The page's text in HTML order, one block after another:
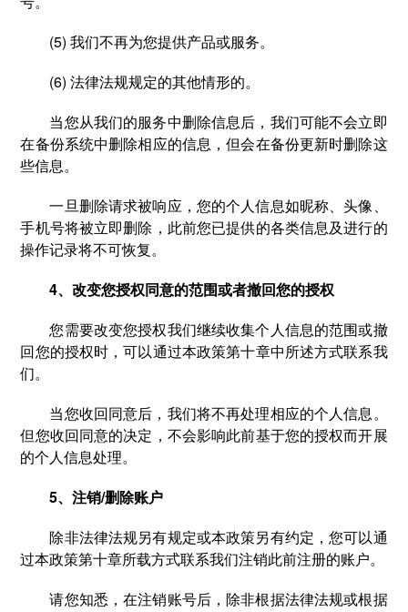
(5) 我们不再为您提供产品或服务。
(6) 法律法规规定的其他情形的。
当您从我们的服务中删除信息后，我们可能不会立即
在备份系统中删除相应的信息，但会在备份更新时删除这
些信息。
一旦删除请求被响应，您的个人信息如昵称、头像、
手机号将被立即删除，此前您已提供的各类信息及进行的
操作记录将不可恢复。
4、改变您授权同意的范围或者撤回您的授权
您需要改变您授权我们继续收集个人信息的范围或撤
回您的授权时，可以通过本政策第十章中所述方式联系我
们。
当您收回同意后，我们将不再处理相应的个人信息。
但您收回同意的决定，不会影响此前基于您的授权而开展
的个人信息处理。
5、注销/删除账户
除非法律法规另有规定或本政策另有约定，您可以通
过本政策第十章所载方式联系我们注销此前注册的账户。
请您知悉，在注销账号后，除非根据法律法规或根据